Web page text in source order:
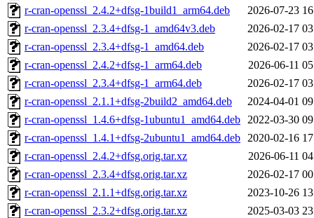
r-cran-openssl_2.4.2+dfsg-1build1_arm64.deb
2026-07-23
r-cran-openssl_2.3.4+dfsg-1_amd64v3.deb
2026-02-17
r-cran-openssl_2.3.4+dfsg-1_amd64.deb
2026-02-17
r-cran-openssl_2.4.2+dfsg-1_arm64.deb
2026-06-11
r-cran-openssl_2.3.4+dfsg-1_arm64.deb
2026-02-17
r-cran-openssl_2.1.1+dfsg-2build2_amd64.deb
2024-04-01
r-cran-openssl_1.4.6+dfsg-1ubuntu1_amd64.deb 2022-03-30
r-cran-openssl_1.4.1+dfsg-2ubuntu1_amd64.deb 2020-02-16
r-cran-openssl_2.4.2+dfsg.orig.tar.xz
2026-06-11
r-cran-openssl_2.3.4+dfsg.orig.tar.xz
2026-02-17
r-cran-openssl_2.1.1+dfsg.orig.tar.xz
2023-10-26
r-cran-openssl_2.3.2+dfsg.orig.tar.xz
2025-03-03